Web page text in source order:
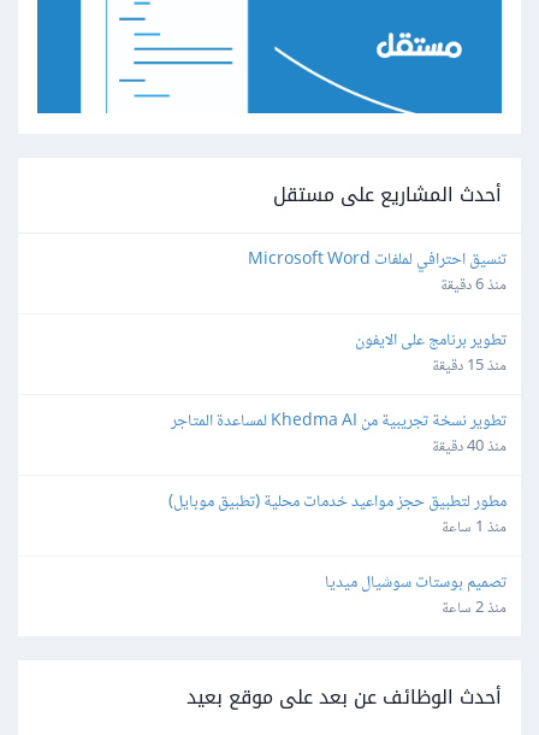
أحدث المشاريع على مستقل
تنسيق احترافي لملفات Microsoft Word
منذ 6 دقيقة
تطوير برنامج على الايفون
منذ 15 دقيقة
تطوير نسخة تجريبية من Khedma AI لمساعدة المتاجر
منذ 40 دقيقة
مطور لتطبيق حجز مواعيد خدمات محلية (تطبيق موبايل)
منذ 1 ساعة
تصميم بوستات سوشيال ميديا
منذ 2 ساعة
أحدث الوظائف عن بعد على موقع بعيد